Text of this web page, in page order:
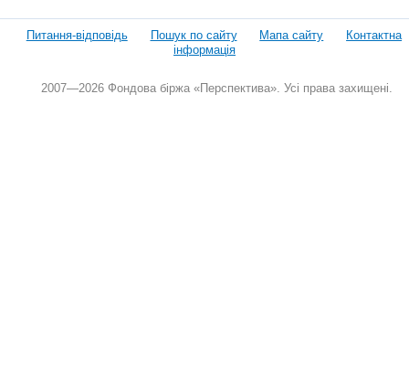
Питання-відповідь Пошук по сайту Мапа сайту
Контактна
інформація
2007—2026 Фондова біржа «Перспектива». Усі права захищені.